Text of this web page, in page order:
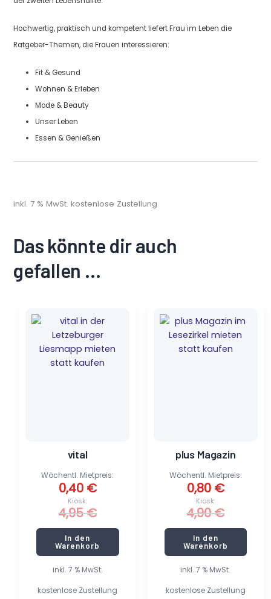
Hochwertig, praktisch und kompetent liefert Frau im Leben die
Ratgeber-Themen, die Frauen interessieren:
Fit & Gesund
Wohnen & Erleben
Mode & Beauty
Unser Leben
Essen & Genießen
inkl. 7 % MwSt. kostenlose Zustellung
Das könnte dir auch
gefallen …
inkl. 7 % MwSt.
kostenlose Zustellung
vital
Kiosk:
4,95€
Preis
war:
4,95 €
Wöchentl. Mietpreis:
0,40 €
Preis
ist:
0,40 €.
In den
Warenkorb
inkl. 7 % MwSt.
kostenlose Zustellung
plus Magazin
Kiosk:
4,90€
Preis
war:
4,90 €
Wöchentl. Mietpreis:
0,80 €
Preis
ist:
0,80 €.
In den
Warenkorb